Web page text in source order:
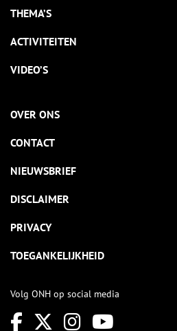
THEMA’S
ACTIVITEITEN
VIDEO’S
OVER ONS
CONTACT
NIEUWSBRIEF
DISCLAIMER
PRIVACY
TOEGANKELIJKHEID
Volg ONH op social media